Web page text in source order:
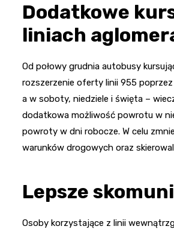
Dodatkowe
liniach
Od połowy grudnia autobusy
rozszerzenie oferty linii 955
a w soboty, niedziele i święta –
dodatkowa możliwość powrotu w
powroty w dni robocze. W celu
warunków drogowych oraz
Lepsze
Osoby korzystające z linii